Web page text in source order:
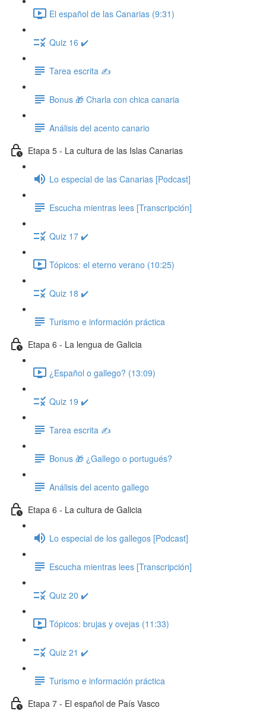
El español de las Canarias (9:31)
Quiz 16 ✔️
Tarea escrita ✍️
Bonus 🎁 Charla con chica canaria
Análisis del acento canario
Etapa 5 - La cultura de las Islas Canarias
Lo especial de las Canarias [Podcast]
Escucha mientras lees [Transcripción]
Quiz 17 ✔️
Tópicos: el eterno verano (10:25)
Quiz 18 ✔️
Turismo e información práctica
Etapa 6 - La lengua de Galicia
¿Español o gallego? (13:09)
Quiz 19 ✔️
Tarea escrita ✍️
Bonus 🎁 ¿Gallego o portugués?
Análisis del acento gallego
Etapa 6 - La cultura de Galicia
Lo especial de los gallegos [Podcast]
Escucha mientras lees [Transcripción]
Quiz 20 ✔️
Tópicos: brujas y ovejas (11:33)
Quiz 21 ✔️
Turismo e información práctica
Etapa 7 - El español de País Vasco